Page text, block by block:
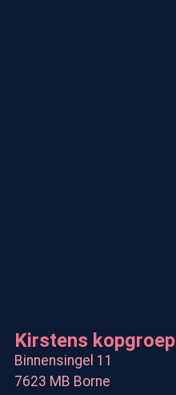
Kirstens kopgroep
Binnensingel 11
7623 MB Borne